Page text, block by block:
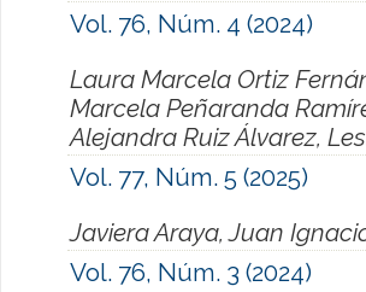
Vol. 76, Núm. 4 (2024)
Laura Marcela Ortiz
Marcela Peñaranda
Alejandra Ruiz Álvarez,
Vol. 77, Núm. 5 (2025)
Javiera Araya, Juan
Vol. 76, Núm. 3 (2024)